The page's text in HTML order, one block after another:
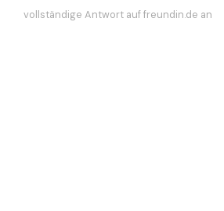
vollständige Antwort auf freundin.de an